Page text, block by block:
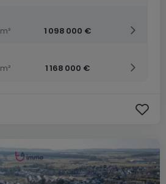
m²
1 098 000 €
m² 1 168 000 €